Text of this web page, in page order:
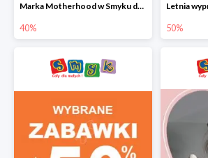
Marka Motherhood w Smyku do -40%
40% 50%